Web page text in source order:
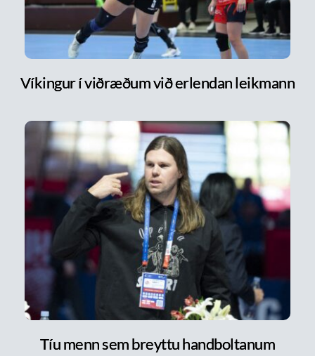
Víkingur í viðræðum við erlendan leikmann
Tíu menn sem breyttu handboltanum